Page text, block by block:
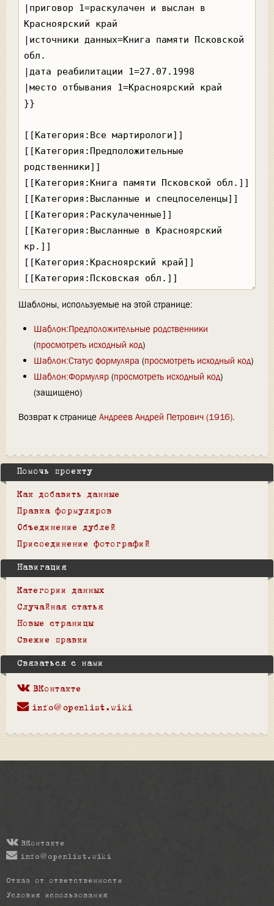
Шаблоны, используемые на этой странице:
Шаблон:Предположительные родственники
(просмотреть исходный код)
Шаблон:Статус формуляра (просмотреть исходный код)
Шаблон:Формуляр(просмотреть исходный код)
(защищено)
Возврат к странице Андреев Андрей Петрович (1916).
Помочь проекту
Как добавить данные
Правка формуляров
Объединение дублей
Присоединение фотографий
Навигация
Категории данных
Случайная статья
Новые страницы
Свежие правки
Связаться с нами
ВКонтакте
info@openlist.wiki
ВКонтакте
info@openlist.wiki
Отказ от ответственности
Условия использования